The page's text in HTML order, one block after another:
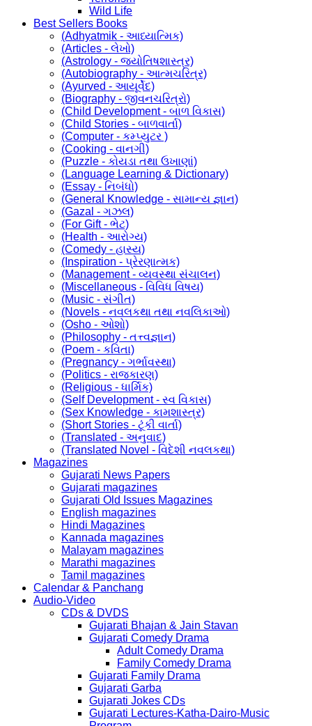
Wild Life
Best Sellers Books
(Adhyatmik - આધ્યાત્મિક)
(Articles - લેખો)
(Astrology - જ્યોતિષશાસ્ત્ર)
(Autobiography - આત્મચરિત્ર)
(Ayurved - આયૂર્વેદ)
(Biography - જીવનચરિત્રો)
(Child Development - બાળ વિકાસ)
(Child Stories - બાળવાર્તા)
(Computer - કમ્પ્યુટર )
(Cooking - વાનગી)
(Puzzle - કોયડા તથા ઉખાણાં)
(Language Learning & Dictionary)
(Essay - નિબંધો)
(General Knowledge - સામાન્ય જ્ઞાન)
(Gazal - ગઝલ)
(For Gift - ભેટ)
(Health - આરોગ્ય)
(Comedy - હાસ્ય)
(Inspiration - પ્રેરણાત્મક)
(Management - વ્યવસ્થા સંચાલન)
(Miscellaneous - વિવિધ વિષય)
(Music - સંગીત)
(Novels - નવલકથા તથા નવલિકાઓ)
(Osho - ઓશો)
(Philosophy - તત્ત્વજ્ઞાન)
(Poem - કવિતા)
(Pregnancy - ગર્ભાવસ્થા)
(Politics - રાજકારણ)
(Religious - ધાર્મિક)
(Self Development - સ્વ વિકાસ)
(Sex Knowledge - કામશાસ્ત્ર)
(Short Stories - ટૂંકી વાર્તા)
(Translated - અનુવાદ)
(Translated Novel - વિદેશી નવલકથા)
Magazines
Gujarati News Papers
Gujarati magazines
Gujarati Old Issues Magazines
English magazines
Hindi Magazines
Kannada magazines
Malayam magazines
Marathi magazines
Tamil magazines
Calendar & Panchang
Audio-Video
CDs & DVDS
Gujarati Bhajan & Jain Stavan
Gujarati Comedy Drama
Adult Comedy Drama
Family Comedy Drama
Gujarati Family Drama
Gujarati Garba
Gujarati Jokes CDs
Gujarati Lectures-Katha-Dairo-Music